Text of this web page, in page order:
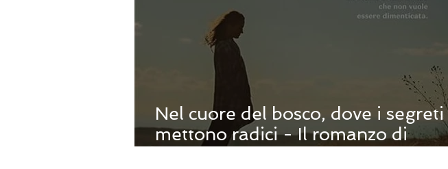
Nel cuore del bosco, dove i segreti
mettono radici - Il romanzo di